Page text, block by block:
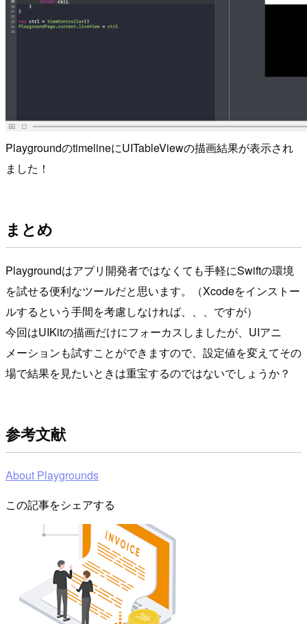
PlaygroundのtimelineにUITableViewの描画結果が表示され
ました！
まとめ
Playgroundはアプリ開発者ではなくても手軽にSwiftの環境
を試せる便利なツールだと思います。（Xcodeをインストー
ルするという手間を考慮しなければ、、、ですが）
今回はUIKitの描画だけにフォーカスしましたが、UIアニ
メーションも試すことができますので、設定値を変えてその
場で結果を見たいときは重宝するのではないでしょうか？
参考文献
About Playgrounds
この記事をシェアする